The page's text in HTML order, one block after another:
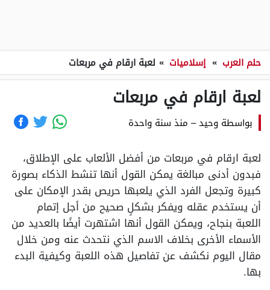
حلم العرب » إسلاميات » لعبة ارقام في مربعات
لعبة ارقام في مربعات
بواسطة وحيد– منذ سنة واحدة
لعبة ارقام في مربعات من أفضل الألعاب على الإطلاق،
فبدون أدنى مبالغة يمكن القول أنها تنشط الذكاء بصورة
كبيرة وتجعل الفرد الذي يلعبها حريص بقدر الإمكان على
أن يستخدم عقله ويفكر بشكلٍ صحيح من أجل إتمام
اللعبة بنجاح، ويمكن القول أنها اشتهرت أيضًا بالعديد من
الأسماء الأخرى بخلاف الاسم الذي نتحدث عنه ومن خلال
مقال اليوم نكشف عن تفاصيل هذه اللعبة وكيفية البدء
بها.